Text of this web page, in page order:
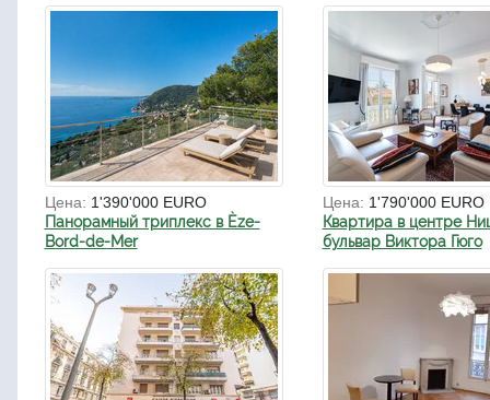
Цена: 1'390'000 EURO
Панорамный триплекс в Èze-
Bord-de-Mer
Цена: 1'790'000 EURO
Квартира в центре
бульвар Виктора Гюго